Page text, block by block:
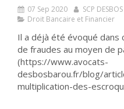
07 Sep 2020
SCP
Droit Bancaire et Financier
Il a déjà été évoqué
de fraudes au moyen de
(https://www.avocats-
desbosbarou.fr/blog/
multiplication-des-